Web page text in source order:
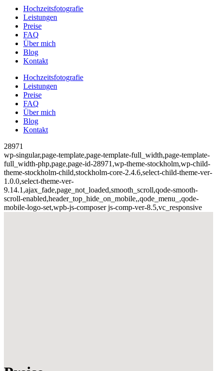
Hochzeitsfotografie
Leistungen
Preise
FAQ
Über mich
Blog
Kontakt
Hochzeitsfotografie
Leistungen
Preise
FAQ
Über mich
Blog
Kontakt
28971
wp-singular,page-template,page-template-full_width,page-template-
full_width-php,page,page-id-28971,wp-theme-stockholm,wp-child-
theme-stockholm-child,stockholm-core-2.4.6,select-child-theme-ver-
1.0.0,select-theme-ver-
9.14.1,ajax_fade,page_not_loaded,smooth_scroll,qode-smooth-
scroll-enabled,header_top_hide_on_mobile,,qode_menu_,qode-
mobile-logo-set,wpb-js-composer js-comp-ver-8.5,vc_responsive